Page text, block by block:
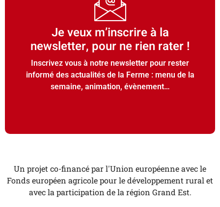
Je veux m’inscrire à la
newsletter, pour ne rien rater !
Inscrivez vous à notre newsletter pour rester
informé des actualités de la Ferme : menu de la
semaine, animation, évènement…
Un projet co-financé par l'Union européenne avec le
Fonds européen agricole pour le développement rural et
avec la participation de la région Grand Est.